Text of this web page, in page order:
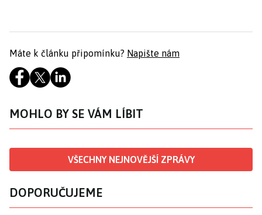
Máte k článku připomínku? Napište nám
MOHLO BY SE VÁM LÍBIT
VŠECHNY NEJNOVĚJŠÍ ZPRÁVY
DOPORUČUJEME